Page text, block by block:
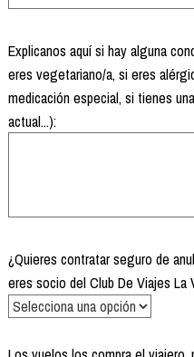
Explicanos aquí si hay alguna
eres vegetariano/a, si eres
medicación especial, si tienes
actual...):
¿Quieres contratar seguro de
eres socio del Club De Viajes La